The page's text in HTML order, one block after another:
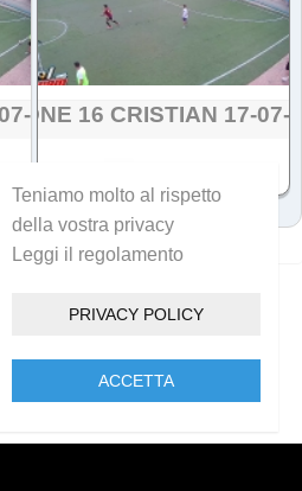
202416 CRISTIAN 17-07-
Teniamo molto al rispetto
della vostra privacy
Leggi il regolamento
PRIVACY POLICY
ACCETTA
2021